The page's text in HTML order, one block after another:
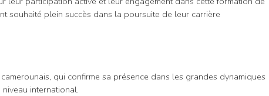
souhaité plein succès dans la poursuite de leur carrière
qui confirme sa présence dans les grandes dynamiques
international.